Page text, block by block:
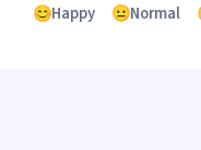
Happy Normal